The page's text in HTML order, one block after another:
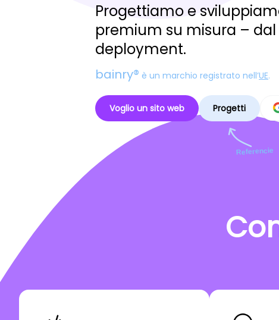
Progettiamo e
premium su misura –
deployment.
bainry® è un marchio registrato nell’UE.
Voglio un sito web Progetti
Referencie